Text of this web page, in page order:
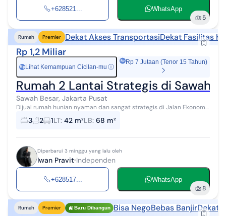
+628521... WhatsApp
5
Rumah Premier Dekat Akses TransportasiDekat Fasilitas
Rp 1,2 Miliar
Rp Lihat Kemampuan Cicilan-mu ⓘ
Rp 7 Jutaan (Tenor 15 Tahun)
Rumah 2 Lantai Strategis di Sawah
Sawah Besar, Jakarta Pusat
Dijual rumah hunian nyaman dan sangat strategis di Jalan Ekonomi,
Karang Anyar, Sawah Besar, Jakarta Pusat. Lokasi emas di pusat
kota dengan aksesi...
3 2 1LT: 42 m²LB: 68 m²
Diperbarui 3 minggu yang lalu oleh
Iwan Pravit Independen
+628517... WhatsApp
8
Rumah Premier Baru Dibangun Bisa NegoBebas BanjirDekat